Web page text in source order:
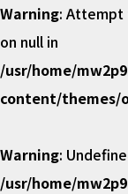
Warning:
on null in
/usr/home/
content/themes/
Warning:
/usr/home/